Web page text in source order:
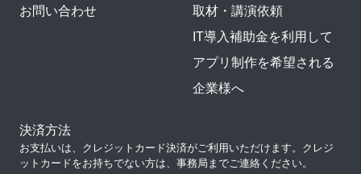
お問い合わせ
取材・講演依頼
IT導入補助金を利用して
アプリ制作を希望される
企業様へ
決済方法
お支払いは、クレジットカード決済がご利用いただけます。クレジ
ットカードをお持ちでない方は、事務局までご連絡ください。